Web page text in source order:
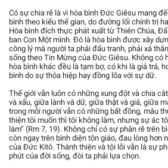
Có sự chia rẽ là vì hòa bình Đức Giêsu mang
bình theo kiểu thế gian, do đường lối chính trị
Hòa bình đích thực phát xuất từ Thiên Chúa,
ban Con Một mình. Đó là hòa bình được xây
công lý mà người ta phải đấu tranh, phải xả
sống theo Tin Mừng của Đức Giêsu. Không có
hòa bình khác đều là tạm bợ, có khi là giả trá,
bình do sự thỏa hiệp hay đồng lõa với sự dữ.
Thế giới vẫn luôn có những xung đột và chia
và xấu, giữa lành và dữ, giữa thật và giả, giữa
trong mỗi người vẫn có những bất đồng, mâu
thiện tôi muốn thì tôi không làm, nhưng sự ác
làm” (Rm 7, 19). Không chỉ có sự phân rẽ trên
còn ngay trên bình diện tôn giáo, đau lòng hơn
của Đức Kitô. Thánh thiện và tội lỗi vẫn là sự
phút của đời sống, đòi ta phải lựa chọn.